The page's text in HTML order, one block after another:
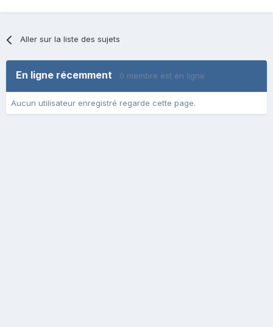
Aller sur la liste des sujets
En ligne récemment 0 membre est en ligne
Aucun utilisateur enregistré regarde cette page.